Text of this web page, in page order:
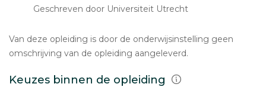
Geschreven door Universiteit Utrecht
Van deze opleiding is door de onderwijsinstelling geen
omschrijving van de opleiding aangeleverd.
Keuzes binnen de opleiding